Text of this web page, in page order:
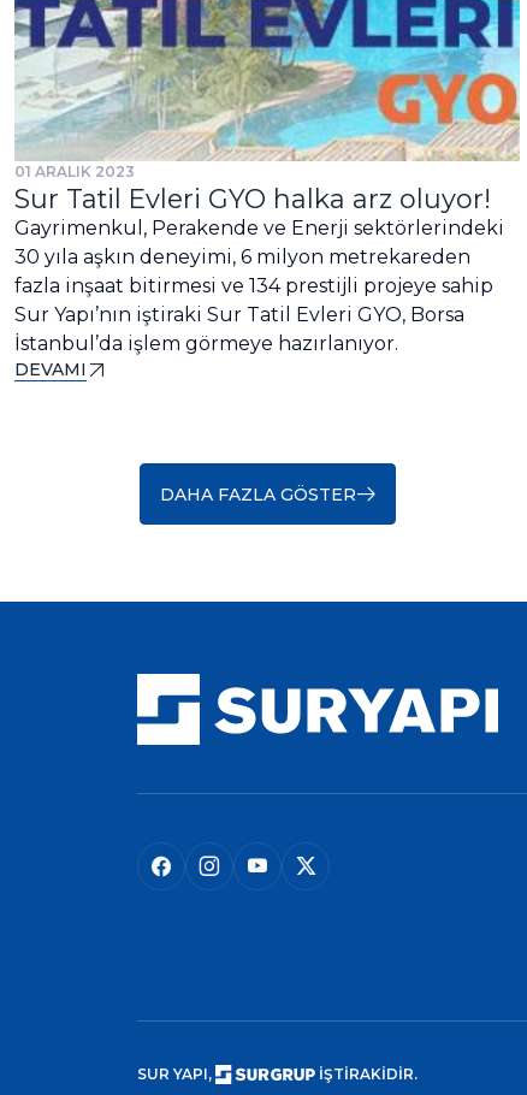
01 ARALIK 2023
Sur Tatil Evleri GYO halka arz oluyor!
Gayrimenkul, Perakende ve Enerji sektörlerindeki
30 yıla aşkın deneyimi, 6 milyon metrekareden
fazla inşaat bitirmesi ve 134 prestijli projeye sahip
Sur Yapı’nın iştiraki Sur Tatil Evleri GYO, Borsa
İstanbul’da işlem görmeye hazırlanıyor.
DEVAMI
DAHA FAZLA GÖSTER
SUR YAPI, İŞTİRAKİDİR.